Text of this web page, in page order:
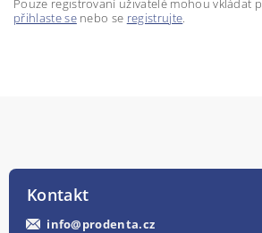
Pouze registrovaní uživatelé mohou vkládat
přihlaste senebo se registrujte.
Kontakt
info@prodenta.cz